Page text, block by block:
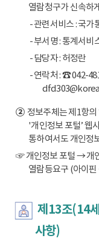
열람청구가 신속하
- 관련서비스 : 국
- 부서명 : 통계서비
- 담당자 : 허정란
- 연락처 : ☎ 042-
②정보주체는 제1항의
'개인정보 포털’ 웹
통하여서도 개인정
☞ 개인정보 포털 → 개
열람등요구 (아이
제13조(14
사항)